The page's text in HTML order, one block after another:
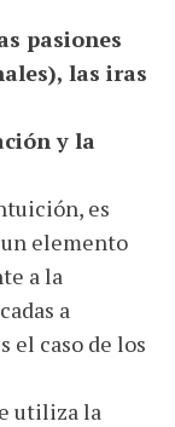
pasiones
las iras
y la
es
elemento
a la
a
el caso de los
utiliza la